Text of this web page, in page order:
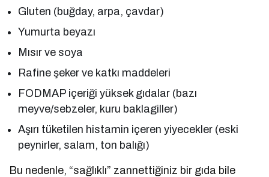
Gluten (buğday, arpa, çavdar)
Yumurta beyazı
Mısır ve soya
Rafine şeker ve katkı maddeleri
FODMAP içeriği yüksek gıdalar (bazı
meyve/sebzeler, kuru baklagiller)
Aşırı tüketilen histamin içeren yiyecekler (eski
peynirler, salam, ton balığı)
Bu nedenle, “sağlıklı” zannettiğiniz bir gıda bile